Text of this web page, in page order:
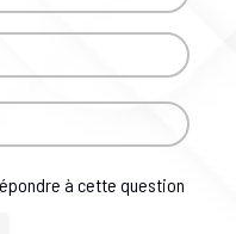
à cette question